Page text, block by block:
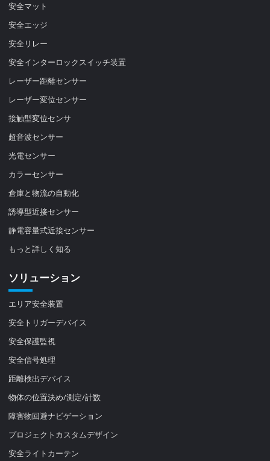
安全マット
安全エッジ
安全リレー
安全インターロックスイッチ装置
レーザー距離センサー
レーザー変位センサー
接触型変位センサ
超音波センサー
光電センサー
カラーセンサー
倉庫と物流の自動化
誘導型近接センサー
静電容量式近接センサー
もっと詳しく知る
ソリューション
エリア安全装置
安全トリガーデバイス
安全保護監視
安全信号処理
距離検出デバイス
物体の位置決め/測定/計数
障害物回避ナビゲーション
プロジェクトカスタムデザイン
安全ライトカーテン